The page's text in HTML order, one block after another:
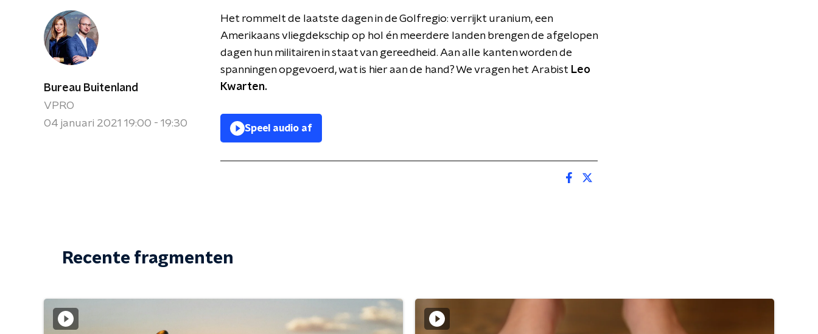
Bureau Buitenland
VPRO
04 januari 2021 19:00 - 19:30
Het rommelt de laatste dagen in de Golfregio: verrijkt uranium, een
Amerikaans vliegdekschip op hol én meerdere landen brengen de afgelopen
dagen hun militairen in staat van gereedheid. Aan alle kanten worden de
spanningen opgevoerd, wat is hier aan de hand? We vragen het Arabist Leo
Kwarten.
Speel audio af
Recente fragmenten